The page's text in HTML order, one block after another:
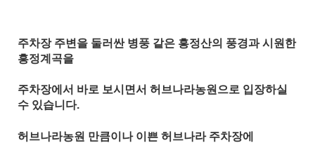
주차장 주변을 둘러싼 병풍 같은 흥정산의 풍경과 시원한
흥정계곡을
주차장에서 바로 보시면서 허브나라농원으로 입장하실
수 있습니다.
허브나라농원 만큼이나 이쁜 허브나라 주차장에